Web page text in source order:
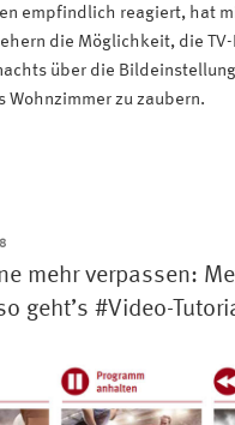
empfindlich reagiert, hat
die Möglichkeit, die
über die
Wohnzimmer zu zaubern.
mehr verpassen:
geht’s #Video-